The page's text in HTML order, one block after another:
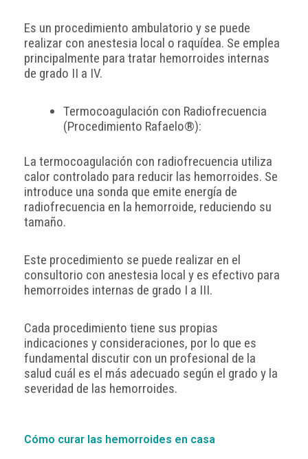
Es un procedimiento ambulatorio y se puede
realizar con anestesia local o raquídea. Se emplea
principalmente para tratar hemorroides internas
de grado II a IV.
Termocoagulación con Radiofrecuencia
(Procedimiento Rafaelo®):
La termocoagulación con radiofrecuencia utiliza
calor controlado para reducir las hemorroides. Se
introduce una sonda que emite energía de
radiofrecuencia en la hemorroide, reduciendo su
tamaño.
Este procedimiento se puede realizar en el
consultorio con anestesia local y es efectivo para
hemorroides internas de grado I a III.
Cada procedimiento tiene sus propias
indicaciones y consideraciones, por lo que es
fundamental discutir con un profesional de la
salud cuál es el más adecuado según el grado y la
severidad de las hemorroides.
Cómo curar las hemorroides en casa